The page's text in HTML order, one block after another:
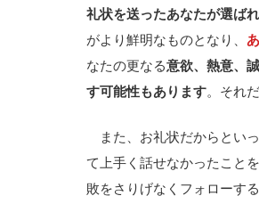
礼状を送ったあなたが選ば
がより鮮明なものとなり、
なたの更なる意欲、熱意、
す可能性もあります。それ
また、お礼状だからとい
て上手く話せなかったこと
敗をさりげなくフォローす